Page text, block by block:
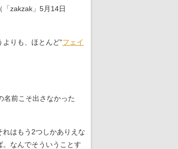
「zakzak」5月14日
りも、ほとんど“フェイ
前こそ出さなかった
れはもう2つしかありえな
なんでそういうことす